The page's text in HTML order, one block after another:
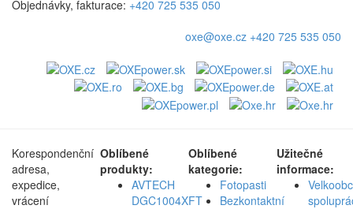
Objednávky, fakturace: +420 725 535 050
oxe@oxe.cz +420 725 535 050
Korespondenční
adresa,
expedice,
vrácení
Oblíbené
produkty:
AVTECH
DGC1004XFT
Oblíbené
kategorie:
Fotopasti
Bezkontaktní
Užitečné
informace: